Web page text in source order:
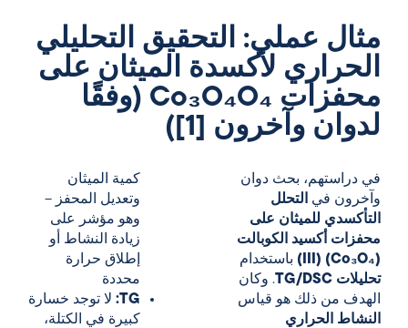
مثال عملي: التحقيق التحليلي
الحراري لأكسدة الميثان على
محفزات Co₃O₄O₄ (وفقًا
لدوان وآخرون [1])
في دراستهم، بحث دوان
وآخرون في
التحلل
التأكسدي للميثان على
محفزات أكسيد الكوبالت
(III) (Co₃O₄)
باستخدام
تحليلات TG/DSC
. وكان
الهدف من ذلك هو قياس
النشاط الحراري
كمية الميثان
وتعديل المحفز –
وهو مؤشر على
زيادة النشاط أو
إطلاق حرارة
محددة
TG: لا توجد خسارة
كبيرة في الكتلة،